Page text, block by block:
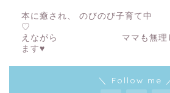
自然活
本に癒され、 のびのび子育て中
♡ 知育もち
えながら ママも無理しな
ます♥
＼ Follow me